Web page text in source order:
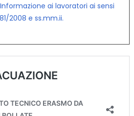
ai lavoratori ai sensi
2008 e ss.mm.ii.